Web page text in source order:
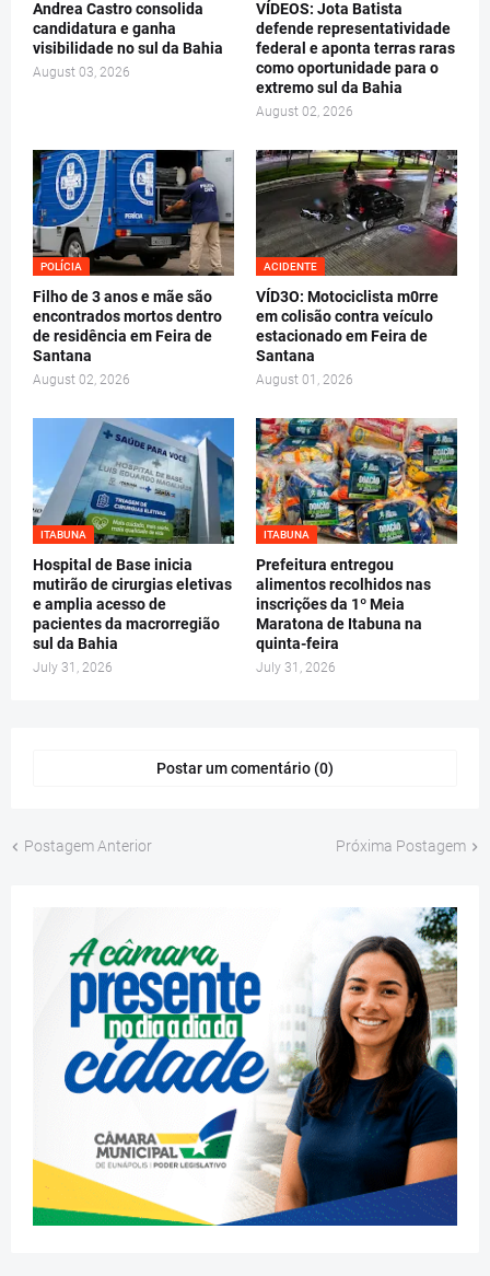
Andrea Castro consolida
candidatura e ganha
visibilidade no sul da Bahia
August 03, 2026
VÍDEOS: Jota Batista
defende representatividade
federal e aponta terras raras
como oportunidade para o
extremo sul da Bahia
August 02, 2026
POLÍCIA
Filho de 3 anos e mãe são
encontrados mortos dentro
de residência em Feira de
Santana
August 02, 2026
ACIDENTE
VÍD3O: Motociclista m0rre
em colisão contra veículo
estacionado em Feira de
Santana
August 01, 2026
ITABUNA
Hospital de Base inicia
mutirão de cirurgias eletivas
e amplia acesso de
pacientes da macrorregião
sul da Bahia
July 31, 2026
ITABUNA
Prefeitura entregou
alimentos recolhidos nas
inscrições da 1º Meia
Maratona de Itabuna na
quinta-feira
July 31, 2026
Postar um comentário (0)
Postagem Anterior Próxima Postagem